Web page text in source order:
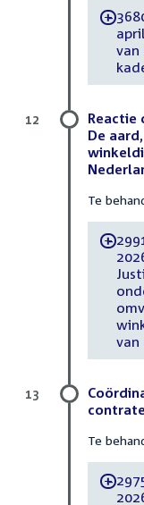
-
van
Reactie
De
Te
-
van
12
Te
-
13